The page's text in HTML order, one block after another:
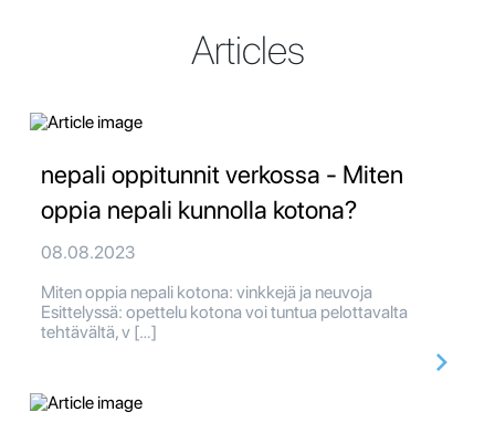
Articles
nepali oppitunnit verkossa - Miten
oppia nepali kunnolla kotona?
08.08.2023
Miten oppia nepali kotona: vinkkejä ja neuvoja
Esittelyssä: opettelu kotona voi tuntua pelottavalta
tehtävältä, v […]